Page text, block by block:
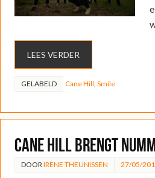
LEES VERDER
GELABELD Cane Hill Smile
Cane Hill brengt
DOOR IRENE THEUNISSEN 27/05/